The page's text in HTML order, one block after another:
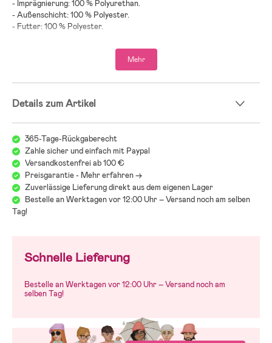
- Imprägnierung: 100 % Polyurethan.
- Außenschicht: 100 % Polyester.
- Futter: 100 % Polyester.
Mehr
Details zum Artikel
365-Tage-Rückgaberecht
Zahle sicher und einfach mit Paypal
Versandkostenfrei ab 100 €
Preisgarantie - Mehr erfahren ->
Zuverlässige Lieferung direkt aus dem eigenen Lager
Bestelle an Werktagen vor 12:00 Uhr – Versand noch am selben
Tag!
Schnelle Lieferung
Bestelle an Werktagen vor 12:00 Uhr – Versand noch am
selben Tag!